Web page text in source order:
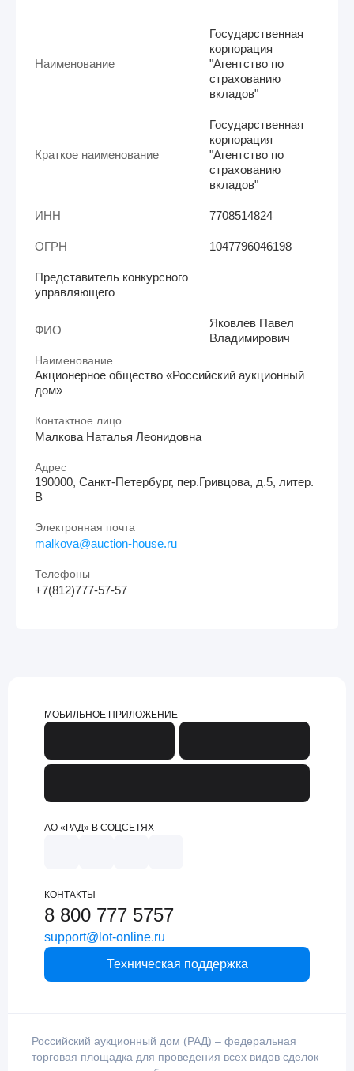
Наименование
Государственная
корпорация
"Агентство по
страхованию
вкладов"
Краткое наименование
Государственная
корпорация
"Агентство по
страхованию
вкладов"
ИНН 7708514824
ОГРН 1047796046198
Представитель конкурсного
управляющего
ФИО
Яковлев Павел
Владимирович
Наименование
Акционерное общество «Российский аукционный
дом»
Контактное лицо
Малкова Наталья Леонидовна
Адрес
190000, Санкт-Петербург, пер.Гривцова, д.5, литер.
В
Электронная почта
malkova@auction-house.ru
Телефоны
+7(812)777-57-57
МОБИЛЬНОЕ ПРИЛОЖЕНИЕ
АО «РАД» В СОЦСЕТЯХ
КОНТАКТЫ
8 800 777 5757
support@lot-online.ru
Техническая поддержка
Российский аукционный дом (РАД) – федеральная
торговая площадка для проведения всех видов сделок